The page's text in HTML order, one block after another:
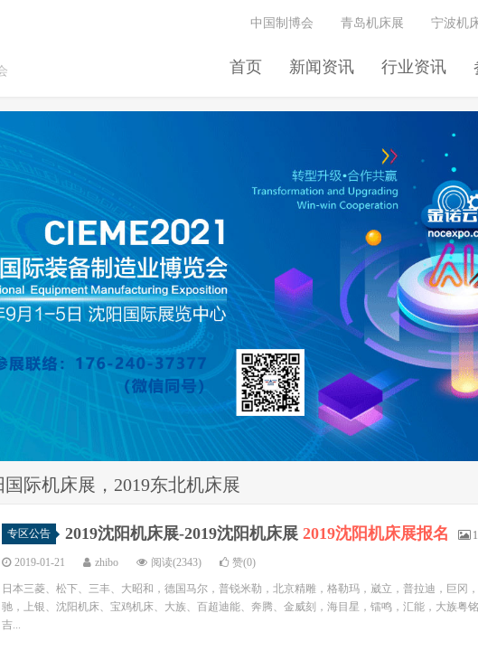
首页 新闻资讯 行业资讯
中国制博会 青岛机床展 宁波机
际机床展，2019东北机床展
专区公告 2019沈阳机床展-2019沈阳机床展 2019沈阳机床展报名 1
2019-01-21 zhibo 阅读(2343) 赞(0)
日本三菱、松下、三丰、大昭和，德国马尔，普锐米勒，北京精雕，格勒玛，崴立，普拉迪，巨冈
驰，上银、沈阳机床、宝鸡机床、大族、百超迪能、奔腾、金威刻，海目星，镭鸣，汇能，大族粤
吉...